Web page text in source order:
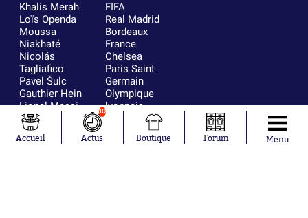
Khalis Merah
Loïs Openda
Moussa
Niakhaté
Nicolás
Tagliafico
Pavel Šulc
Gauthier Hein
Lionel Messi
Gonzalo
García Torres
Gio Reyna
FIFA
Real Madrid
Bordeaux
France
Chelsea
Paris Saint-
Germain
Olympique
lyonnais
AC Milan
RC Strasbourg
RC Lens
Accueil
10
Actus Boutique Forum Menu